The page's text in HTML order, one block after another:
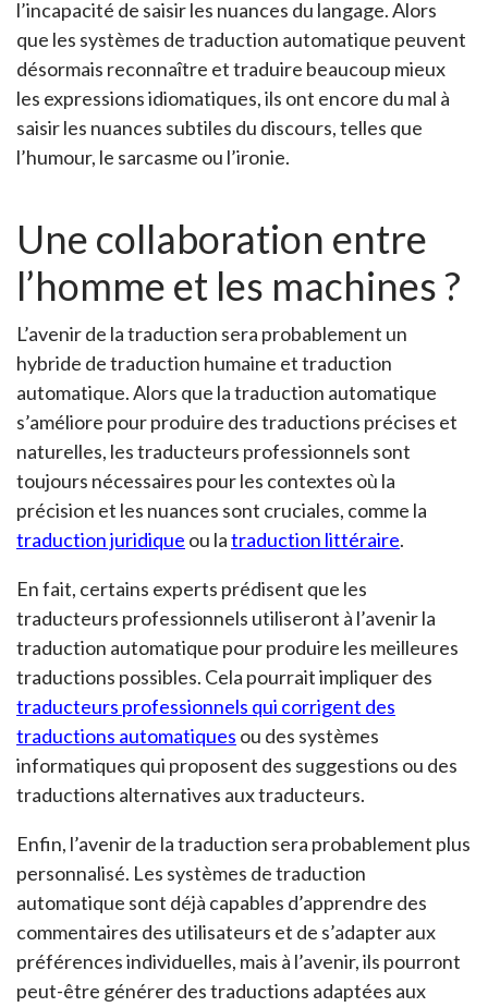
l’incapacité de saisir les nuances du langage. Alors
que les systèmes de traduction automatique peuvent
désormais reconnaître et traduire beaucoup mieux
les expressions idiomatiques, ils ont encore du mal à
saisir les nuances subtiles du discours, telles que
l’humour, le sarcasme ou l’ironie.
Une collaboration entre
l’homme et les machines ?
L’avenir de la traduction sera probablement un
hybride de traduction humaine et traduction
automatique. Alors que la traduction automatique
s’améliore pour produire des traductions précises et
naturelles, les traducteurs professionnels sont
toujours nécessaires pour les contextes où la
précision et les nuances sont cruciales, comme la
traduction juridique ou latraduction littéraire.
En fait, certains experts prédisent que les
traducteurs professionnels utiliseront à l’avenir la
traduction automatique pour produire les meilleures
traductions possibles. Cela pourrait impliquer des
traducteurs professionnels qui corrigent des
traductions automatiques ou des systèmes
informatiques qui proposent des suggestions ou des
traductions alternatives aux traducteurs.
Enfin, l’avenir de la traduction sera probablement plus
personnalisé. Les systèmes de traduction
automatique sont déjà capables d’apprendre des
commentaires des utilisateurs et de s’adapter aux
préférences individuelles, mais à l’avenir, ils pourront
peut-être générer des traductions adaptées aux